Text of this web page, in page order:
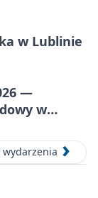
w Lublinie
—
w
wydarzenia